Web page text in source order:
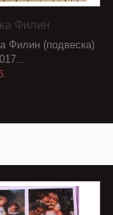
Филин
Филин (подвеска)